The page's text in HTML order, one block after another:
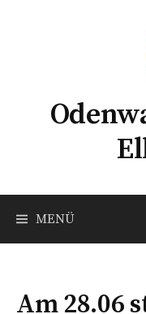
MENÜ
Am 28.06